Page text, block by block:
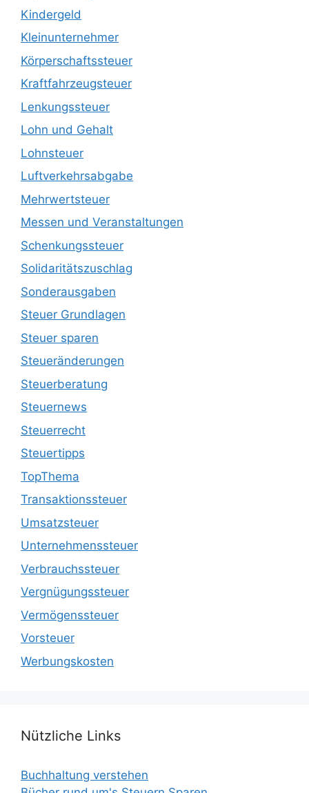
Kindergeld
Kleinunternehmer
Körperschaftssteuer
Kraftfahrzeugsteuer
Lenkungssteuer
Lohn und Gehalt
Lohnsteuer
Luftverkehrsabgabe
Mehrwertsteuer
Messen und Veranstaltungen
Schenkungssteuer
Solidaritätszuschlag
Sonderausgaben
Steuer Grundlagen
Steuer sparen
Steueränderungen
Steuerberatung
Steuernews
Steuerrecht
Steuertipps
TopThema
Transaktionssteuer
Umsatzsteuer
Unternehmenssteuer
Verbrauchssteuer
Vergnügungssteuer
Vermögenssteuer
Vorsteuer
Werbungskosten
Nützliche Links
Buchhaltung verstehen